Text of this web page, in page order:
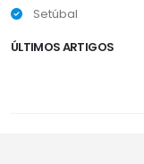
Setúbal
ÚLTIMOS ARTIGOS